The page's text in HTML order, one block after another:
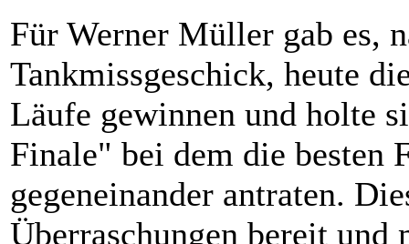
Für Werner Müller gab es,
Tankmissgeschick, heute
Läufe gewinnen und holte
Finale" bei dem die besten
gegeneinander antraten.
Überraschungen bereit und